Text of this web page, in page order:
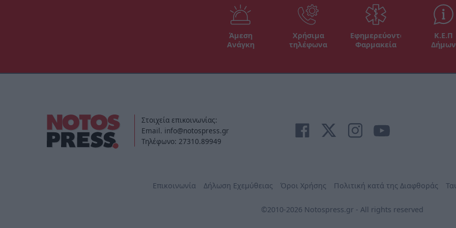
Άμεση
Ανάγκη
Χρήσιμα
τηλέφωνα
Εφημερεύοντα
Φαρμακεία
Κ.Ε.Π
Δήμων
Στοιχεία επικοινωνίας:
Email. info@notospress.gr
Τηλέφωνο: 27310.89949
Επικοινωνία Δήλωση Εχεμύθειας Όροι Χρήσης Πολιτική κατά της Διαφθοράς
©2010-2026 Notospress.gr - All rights reserved